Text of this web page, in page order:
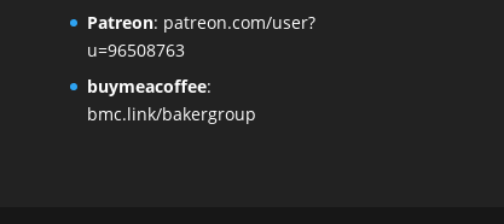
Patreon: patreon.com/user?
u=96508763
buymeacoffee:
bmc.link/bakergroup